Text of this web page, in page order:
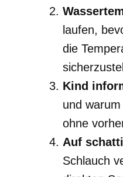
laufen,
die
Kind
und
ohne
Auf
Schlauch